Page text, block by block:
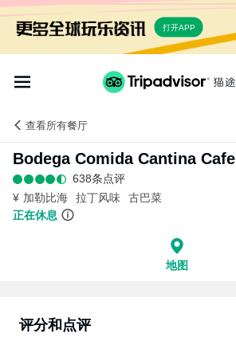
打开APP
查看所有餐厅
Bodega Comida Cantina Cafe
638条点评
¥ 加勒比海 拉丁风味
古巴菜
正在休息
地图
评分和点评